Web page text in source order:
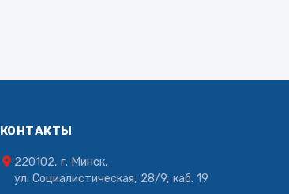
КОНТАКТЫ
220102, г. Минск,
ул. Социалистическая, 28/9, каб. 19